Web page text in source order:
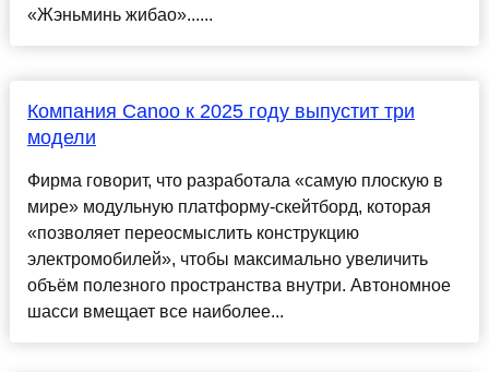
«Жэньминь жибао»......
Компания Canoo к 2025 году выпустит три
модели
Фирма говорит, что разработала «самую плоскую в
мире» модульную платформу-скейтборд, которая
«позволяет переосмыслить конструкцию
электромобилей», чтобы максимально увеличить
объём полезного пространства внутри. Автономное
шасси вмещает все наиболее...